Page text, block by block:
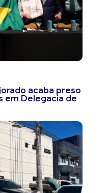
acaba preso
em Delegacia de